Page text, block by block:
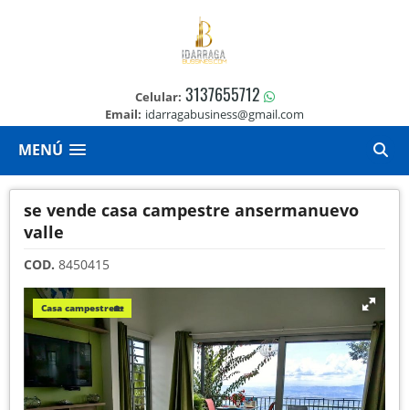
Celular: 3137655712
Email: idarragabusiness@gmail.com
MENÚ
se vende casa campestre ansermanuevo
valle
COD. 8450415
Casa campestre🏡